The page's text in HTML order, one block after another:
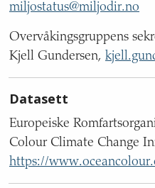
miljostatus@miljodir.no
Overvåkingsgruppens
Kjell Gundersen,
Datasett
Europeiske
Colour Climate Change
https://